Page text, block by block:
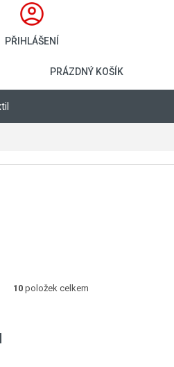
PŘIHLÁŠENÍ
PRÁZDNÝ KOŠÍK
10 položek celkem